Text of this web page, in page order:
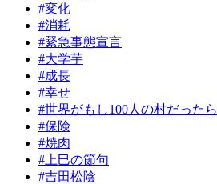
#変化
#消耗
#緊急事態宣言
#大学芋
#成長
#幸せ
#世界がもし100人の村だったら
#保険
#焼肉
#上巳の節句
#吉田松陰